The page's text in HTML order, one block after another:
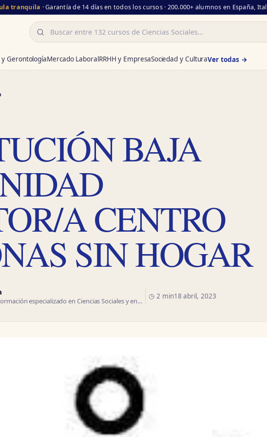
tranquila · Garantía de 14 días en todos los cursos · 200.000+ alumnos en España,
Buscar
GerontologíaMercado LaboralRRHH y EmpresaSociedad y CulturaVer todas →
BAJA
A CENTRO
SIN HOGAR
especializado en Ciencias Sociales y en…
◷ 2 min18 abril, 2023